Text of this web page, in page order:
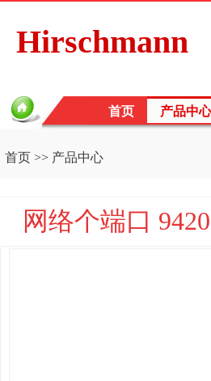
Hirschmann
首页 产品中心
首页 >> 产品中心
网络个端口